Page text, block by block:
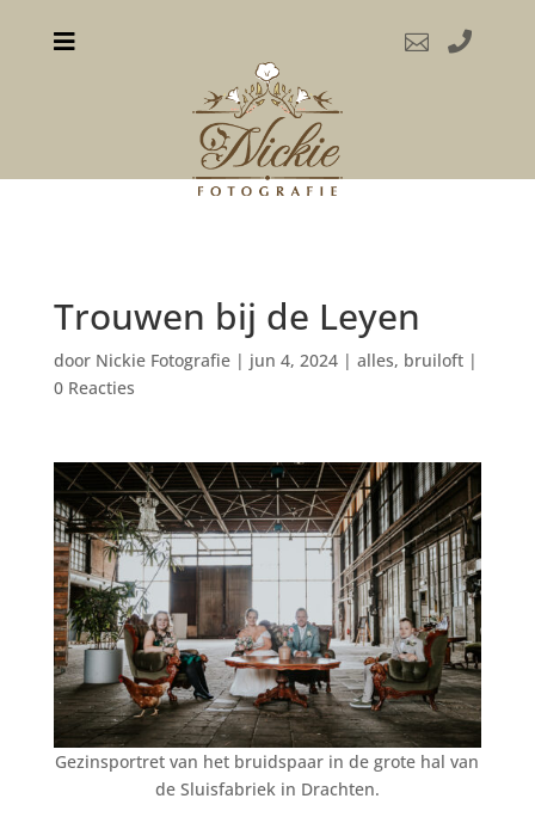
  
Trouwen bij de Leyen
door Nickie Fotografie| jun 4, 2024| alles, bruiloft|
0 Reacties
Gezinsportret van het bruidspaar in de grote hal van
de Sluisfabriek in Drachten.